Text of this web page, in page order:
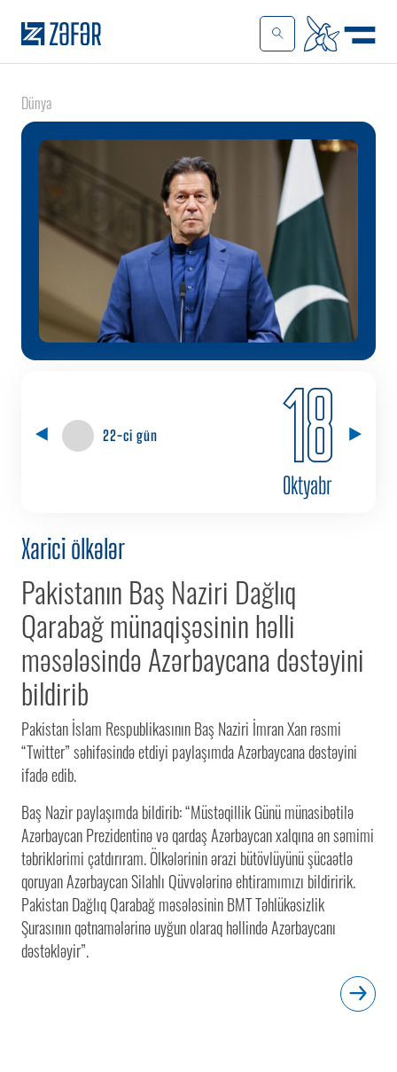
Dünya
22-ci gün 18
Oktyabr
Xarici ölkələr
Pakistanın Baş Naziri Dağlıq
Qarabağ münaqişəsinin həlli
məsələsində Azərbaycana dəstəyini
bildirib
Pakistan İslam Respublikasının Baş Naziri İmran Xan rəsmi
“Twitter” səhifəsində etdiyi paylaşımda Azərbaycana dəstəyini
ifadə edib.
Baş Nazir paylaşımda bildirib: “Müstəqillik Günü münasibətilə
Azərbaycan Prezidentinə və qardaş Azərbaycan xalqına ən səmimi
təbriklərimi çatdırıram. Ölkələrinin ərazi bütövlüyünü şücaətlə
qoruyan Azərbaycan Silahlı Qüvvələrinə ehtiramımızı bildiririk.
Pakistan Dağlıq Qarabağ məsələsinin BMT Təhlükəsizlik
Şurasının qətnamələrinə uyğun olaraq həllində Azərbaycanı
dəstəkləyir”.